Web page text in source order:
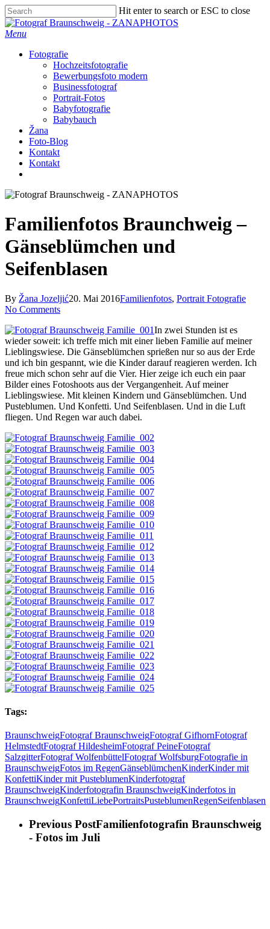
Skip
to
main
Hit enter to search or ESC to close
Close
Search
Menu
Fotografie
Hochzeitsfotografie
Bewerbungsfoto modern
Businessfotograf
Portrait-Fotos
Babyfotografie
Babybauch
Žana
Foto-Blog
Kontakt
Kontakt
Familienfotos Braunchweig –
Gänseblümchen und
Seifenblasen
By Žana Jozeljić20. Mai 2016Familienfotos, Portrait Fotografie
No Comments
In zwei Stunden ist es
wieder soweit: ich treffe mich mit einer lieben Familie auf meiner
Lieblingswiese. Die Gänseblümchen sprießen nur so aus der Erde
und ich bin gespannt, wie die Kinder darauf reagieren werden. Ich
freue mich schon sehr auf die Vier. Hier zeige ich euch ein paar
Bilder eines Fotoshoots aus der Vergangenheit. Auf meiner
Lieblingswiese. Mit kleinen Kindern und Gänseblümchen. Und
Pusteblumen. Und Konfetti. Und Seifenblasen. Und in die Luft
fliegen. Und Regen war auch dabei.
Tags:
BraunschweigFotograf BraunschweigFotograf GifhornFotograf
HelmstedtFotograf HildesheimFotograf PeineFotograf
SalzgitterFotograf WolfenbüttelFotograf WolfsburgFotografie in
BraunschweigFotos im RegenGänseblümchenKinderKinder mit
KonfettiKinder mit PusteblumenKinderfotograf
BraunschweigKinderfotografin BraunschweigKinderfotos in
BraunschweigKonfettiLiebePortraitsPusteblumenRegenSeifenblasen
Previous PostFamilienfotografin Braunschweig
- Fotos im Juli